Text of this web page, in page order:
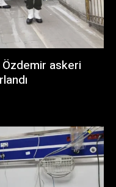
askeri